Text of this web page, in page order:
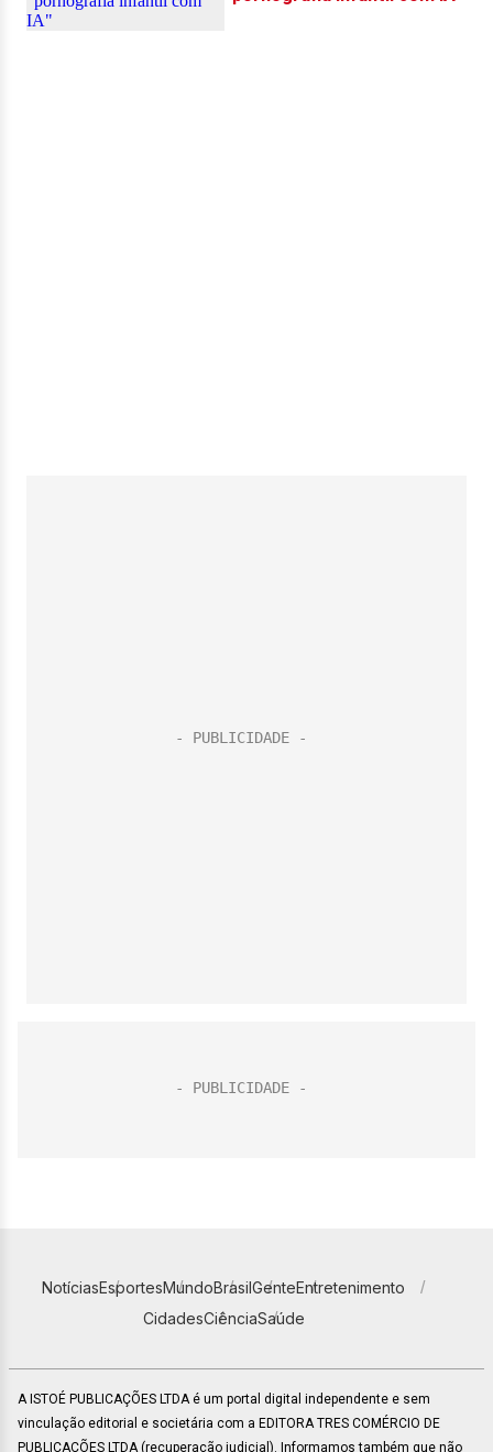
NotíciasEsportesMundoBrasilGenteEntretenimento
CidadesCiênciaSaúde
A ISTOÉ PUBLICAÇÕES LTDA é um portal digital independente e sem
vinculação editorial e societária com a EDITORA TRES COMÉRCIO DE
PUBLICACÕES LTDA (recuperação judicial). Informamos também que não